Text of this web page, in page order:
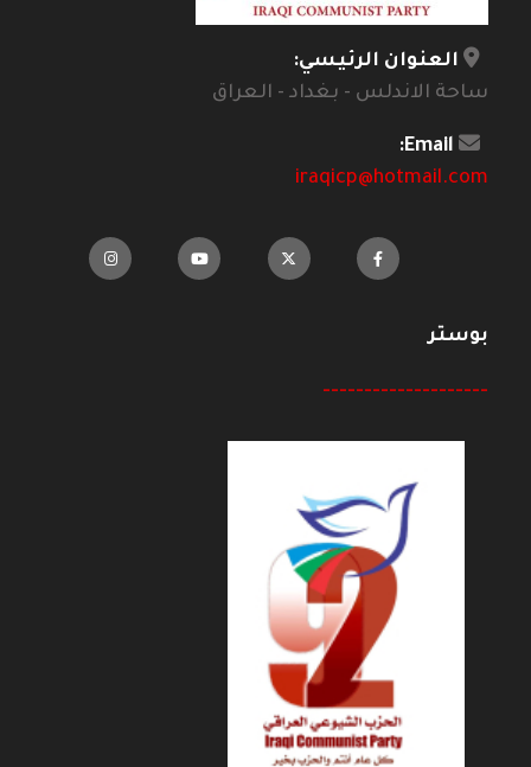
العنوان الرئيسي:
ساحة الاندلس - بغداد - العراق
Email:
iraqicp@hotmail.com
بوستر
--------------------